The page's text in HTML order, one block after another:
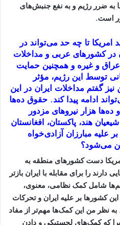
به ضرر رژیم و به نفع جنبش‌های
است.
تا چه حد مى‌تواند در
در کشورهاى عربى و مداخلات
و غیره و همچنین حمایت
توسط این رژیم، مؤثر
نیز گفتم مداخلات ایران در این
ادامه پیدا کند. حقوق ده‌ها
ده‌ها هزار نیروهای مزدور
هند، پاکستان، افغانستان
علیه مبارزان آزادی‌خواه
می‌شود؟
دست کشورهای منطقه به
را برای مقابله با ایران بازتر
شامل کمک نظامی، معنوی،
کشورها بر علیه ایران و تحرکات
نظر من این کمک‌ها مهم‌تر از مفاد
زیرا که کمک‌های لجستیکی و دادن